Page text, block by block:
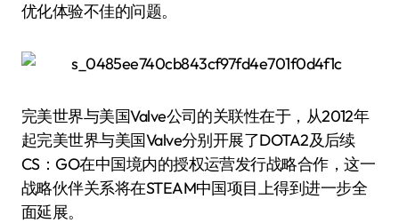
优化体验不佳的问题。
完美世界与美国Valve公司的关联性在于，从2012年
起完美世界与美国Valve分别开展了DOTA2及后续
CS：GO在中国境内的授权运营发行战略合作，这一
战略伙伴关系将在STEAM中国项目上得到进一步全
面延展。